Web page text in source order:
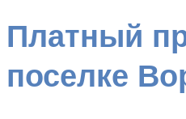
Платный
поселке